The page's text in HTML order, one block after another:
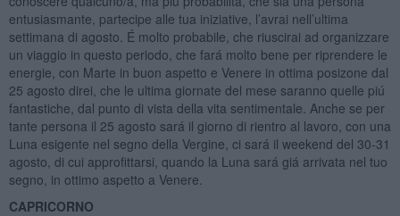
entusiasmante, partecipe alle tua iniziative, l’avrai nell’ultima
settimana di agosto. É molto probabile, che riuscirai ad organizzare
un viaggio in questo periodo, che fará molto bene per riprendere le
energie, con Marte in buon aspetto e Venere in ottima posizone dal
25 agosto direi, che le ultima giornate del mese saranno quelle piú
fantastiche, dal punto di vista della vita sentimentale. Anche se per
tante persona il 25 agosto sará il giorno di rientro al lavoro, con una
Luna esigente nel segno della Vergine, ci sará il weekend del 30-31
agosto, di cui approfittarsi, quando la Luna sará giá arrivata nel tuo
segno, in ottimo aspetto a Venere.
CAPRICORNO